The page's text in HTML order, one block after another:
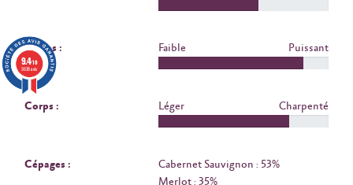
Tanins : Faible Puissant
Corps : Léger Charpenté
Cépages :
Cabernet Sauvignon : 53%
Merlot : 35%
9.4/10
3638 avis